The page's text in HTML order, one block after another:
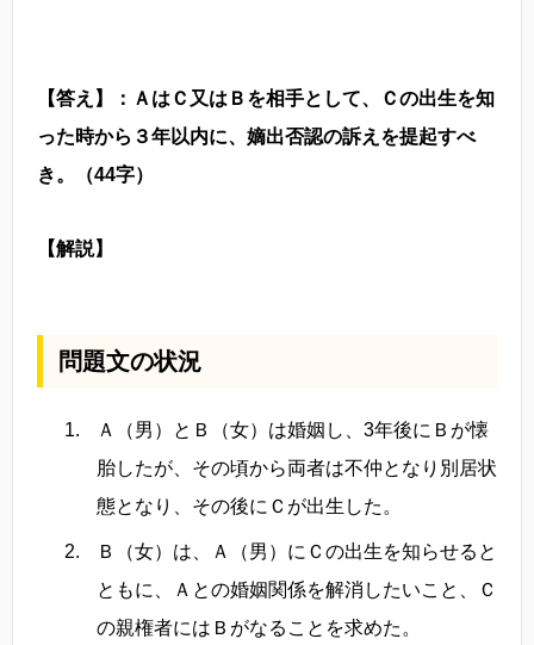
【答え】：ＡはＣ又はＢを相手として、Ｃの出生を知
った時から３年以内に、嫡出否認の訴えを提起すべ
き。（44字）
【解説】
問題文の状況
Ａ（男）とＢ（女）は婚姻し、3年後にＢが懐
胎したが、その頃から両者は不仲となり別居状
態となり、その後にＣが出生した。
Ｂ（女）は、Ａ（男）にＣの出生を知らせると
ともに、Ａとの婚姻関係を解消したいこと、Ｃ
の親権者にはＢがなることを求めた。